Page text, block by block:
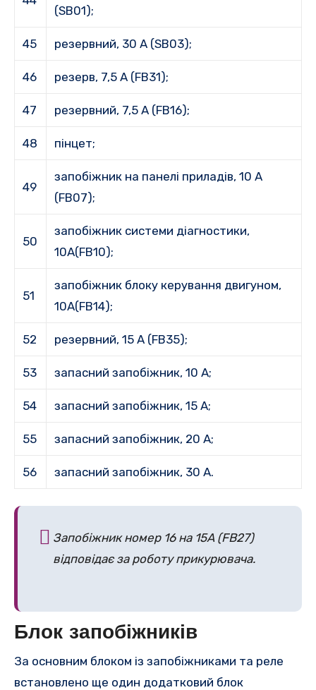
(SB01);
45 резервний, 30 А (SB03);
46 резерв, 7,5 А (FB31);
47 резервний, 7,5 А (FB16);
48 пінцет;
49
запобіжник на панелі приладів, 10 A
(FB07);
50
запобіжник системи діагностики,
10A(FB10);
51
запобіжник блоку керування двигуном,
10A(FB14);
52 резервний, 15 А (FB35);
53 запасний запобіжник, 10 A;
54 запасний запобіжник, 15 A;
55 запасний запобіжник, 20 A;
56 запасний запобіжник, 30 А.
Запобіжник номер 16 на 15А (FB27)
відповідає за роботу прикурювача.
Блок запобіжників
За основним блоком із запобіжниками та реле
встановлено ще один додатковий блок